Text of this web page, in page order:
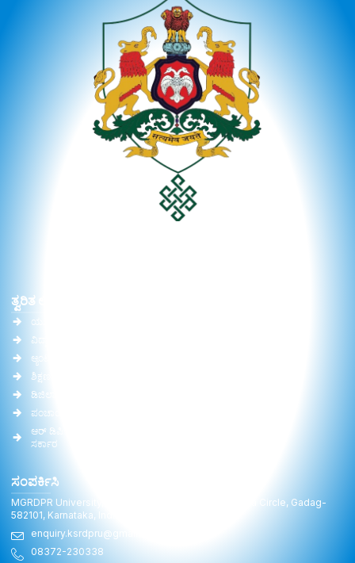
ತ್ವರಿತ ಲಿಂಕ್‌ಗಳು
ಯು.ಜಿ.ಸಿ.
ವಿದ್ವಾನ್
ಆ್ಯಂಟಿ ರ್ಯಾಗಿಂಗ್
ಶಿಕ್ಷಣ ಸಚಿವಾಲಯ (MoE)
ಡಿಜಿಲಾಕರ್
ಪಂಚಾಯತ್ ರಾಜ್ ಸಚಿವಾಲಯ
ಆರ್ ಡಿಪಿ ಆರ್ ಇಲಾಖೆ, ಕರ್ನಾಟಕ
ಸರ್ಕಾರ
ಸಂಪರ್ಕಿಸಿ
MGRDPR University, Raitha Bhavan, General Cariappa Circle, Gadag-
582101, Karnataka, India
enquiry.ksrdpru@gmail.com
08372-230338